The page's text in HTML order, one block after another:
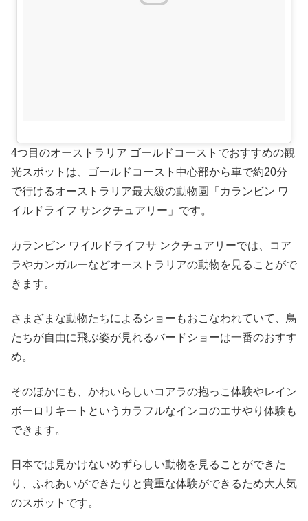
4つ目のオーストラリア ゴールドコーストでおすすめの観
光スポットは、ゴールドコースト中心部から車で約20分
で行けるオーストラリア最大級の動物園「カランビン ワ
イルドライフ サンクチュアリー」です。
カランビン ワイルドライフサ ンクチュアリーでは、コア
ラやカンガルーなどオーストラリアの動物を見ることがで
きます。
さまざまな動物たちによるショーもおこなわれていて、鳥
たちが自由に飛ぶ姿が見れるバードショーは一番のおすす
め。
そのほかにも、かわいらしいコアラの抱っこ体験やレイン
ボーロリキートというカラフルなインコのエサやり体験も
できます。
日本では見かけないめずらしい動物を見ることができた
り、ふれあいができたりと貴重な体験ができるため大人気
のスポットです。